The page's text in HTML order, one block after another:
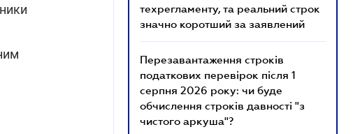
техрегламенту, та реальний строк
значно коротший за заявлений
Перезавантаження строків
податкових перевірок після 1
серпня 2026 року: чи буде
обчислення строків давності "з
чистого аркуша"?